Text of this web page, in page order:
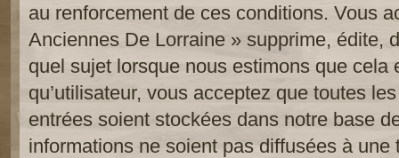
au renforcement de ces conditions. Vous
Anciennes De Lorraine » supprime, édite,
quel sujet lorsque nous estimons que cela
qu’utilisateur, vous acceptez que toutes
entrées soient stockées dans notre base
informations ne soient pas diffusées à une